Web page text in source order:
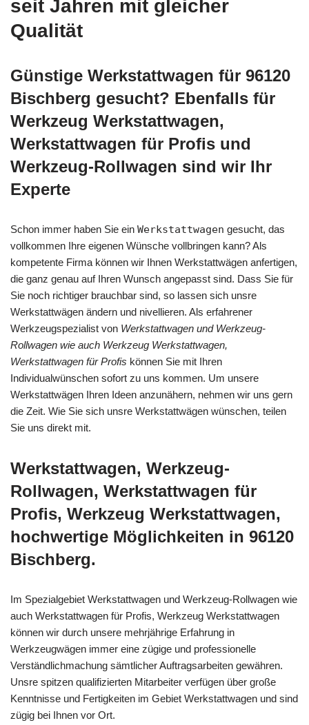
seit Jahren mit gleicher
Qualität
Günstige Werkstattwagen für 96120
Bischberg gesucht? Ebenfalls für
Werkzeug Werkstattwagen,
Werkstattwagen für Profis und
Werkzeug-Rollwagen sind wir Ihr
Experte
Schon immer haben Sie ein Werkstattwagen gesucht, das
vollkommen Ihre eigenen Wünsche vollbringen kann? Als
kompetente Firma können wir Ihnen Werkstattwägen anfertigen,
die ganz genau auf Ihren Wunsch angepasst sind. Dass Sie für
Sie noch richtiger brauchbar sind, so lassen sich unsre
Werkstattwägen ändern und nivellieren. Als erfahrener
Werkzeugspezialist von Werkstattwagen und Werkzeug-
Rollwagen wie auch Werkzeug Werkstattwagen,
Werkstattwagen für Profis können Sie mit Ihren
Individualwünschen sofort zu uns kommen. Um unsere
Werkstattwägen Ihren Ideen anzunähern, nehmen wir uns gern
die Zeit. Wie Sie sich unsre Werkstattwägen wünschen, teilen
Sie uns direkt mit.
Werkstattwagen, Werkzeug-
Rollwagen, Werkstattwagen für
Profis, Werkzeug Werkstattwagen,
hochwertige Möglichkeiten in 96120
Bischberg.
Im Spezialgebiet Werkstattwagen und Werkzeug-Rollwagen wie
auch Werkstattwagen für Profis, Werkzeug Werkstattwagen
können wir durch unsere mehrjährige Erfahrung in
Werkzeugwägen immer eine zügige und professionelle
Verständlichmachung sämtlicher Auftragsarbeiten gewähren.
Unsre spitzen qualifizierten Mitarbeiter verfügen über große
Kenntnisse und Fertigkeiten im Gebiet Werkstattwagen und sind
zügig bei Ihnen vor Ort.